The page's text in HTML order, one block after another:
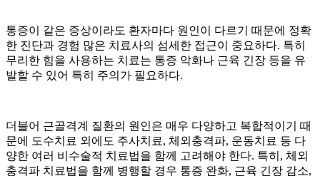
통증이 같은 증상이라도 환자마다 원인이 다르기 때문에 정확
한 진단과 경험 많은 치료사의 섬세한 접근이 중요하다. 특히
무리한 힘을 사용하는 치료는 통증 악화나 근육 긴장 등을 유
발할 수 있어 특히 주의가 필요하다.
더블어 근골격계 질환의 원인은 매우 다양하고 복합적이기 때
문에 도수치료 외에도 주사치료, 체외충격파, 운동치료 등 다
양한 여러 비수술적 치료법을 함께 고려해야 한다. 특히, 체외
충격파 치료법을 함께 병행할 경우 통증 완화, 근육 긴장 감소,